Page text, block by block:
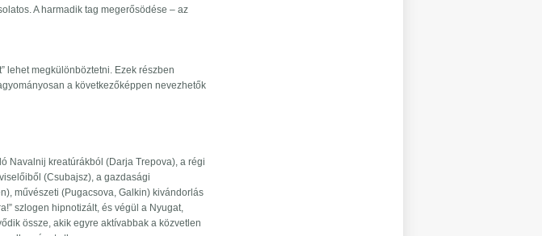
A harmadik tag megerősödése – az
lehet megkülönböztetni. Ezek részben
a következőképpen nevezhetők
Navalnij kreatúrákból (Darja Trepova), a régi
(Csubajsz), a gazdasági
művészeti (Pugacsova, Galkin) kivándorlás
szlogen hipnotizált, és végül a Nyugat,
össze, akik egyre aktívabbak a közvetlen